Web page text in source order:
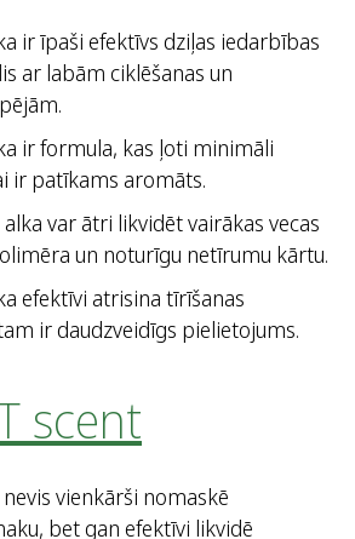
ir īpaši efektīvs dziļas iedarbības
ar labām ciklēšanas un
ir formula, kas ļoti minimāli
ir patīkams aromāts.
alka var ātri likvidēt vairākas vecas
un noturīgu netīrumu kārtu.
efektīvi atrisina tīrīšanas
ir daudzveidīgs pielietojums.
scent
nevis vienkārši nomaskē
bet gan efektīvi likvidē